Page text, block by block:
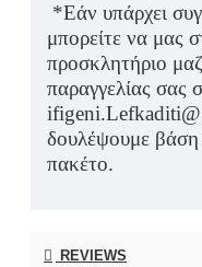
*Εάν υπάρχει
μπορείτε να μας
προσκλητήριο
παραγγελίας σας
δουλέψουμε βάση
πακέτο.
REVIEWS